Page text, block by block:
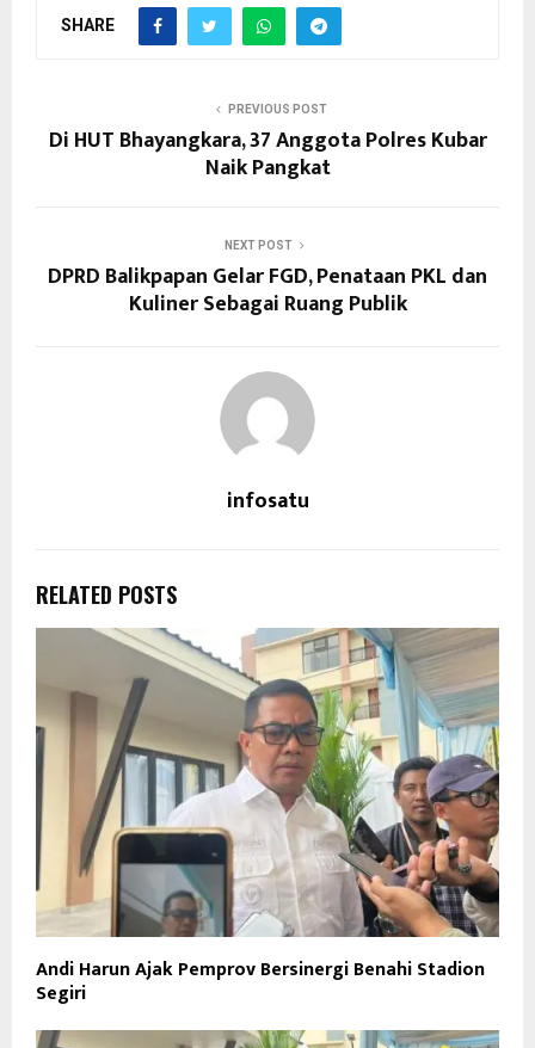
SHARE
PREVIOUS POST
Di HUT Bhayangkara, 37 Anggota Polres Kubar
Naik Pangkat
NEXT POST
DPRD Balikpapan Gelar FGD, Penataan PKL dan
Kuliner Sebagai Ruang Publik
infosatu
RELATED POSTS
Andi Harun Ajak Pemprov Bersinergi Benahi Stadion
Segiri